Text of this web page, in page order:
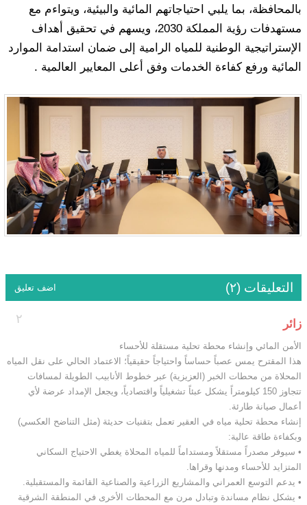
بالمحافظة، بما يلبي احتياجاتهم المائية والبيئية، ويتواءم مع
مستهدفات رؤية المملكة 2030، ويسهم في تحقيق أهداف
الإستراتيجية الوطنية للمياه الرامية إلى ضمان استدامة الموارد
المائية ورفع كفاءة الخدمات وفق أعلى المعايير العالمية .
التعليقات (٢) اضف تعليق
٢ زائر
الأمن المائي وإنشاء محطة تحلية مستقلة للأحساء
هذا المقترح يمس عصباً حساساً واحتياجاً حقيقياً؛ الاعتماد الحالي على نقل المياه
المحلاة من محطات الخبر (العزيزية) عبر خطوط الأنابيب الطويلة لمسافات
تتجاوز 150 كيلومتراً يشكل عبئاً تشغيلياً واقتصادياً، ويجعل الإمداد عرضة لأي
أعمال صيانة طارئة.
إنشاء محطة تحلية مياه في العقير تعمل بتقنيات حديثة (مثل التناضح العكسي)
وبكفاءة طاقة عالية:
• سيوفر مصدراً مستقلاً ومستداماً للمياه المحلاة يغطي الاحتياج السكاني
المتزايد للأحساء ومدنها وقراها.
• يدعم التوسع العمراني والمشاريع الزراعية والصناعية القائمة والمستقبلية.
• يشكل نظام مساندة وتبادل مرن مع المحطات الأخرى في المنطقة الشرقية